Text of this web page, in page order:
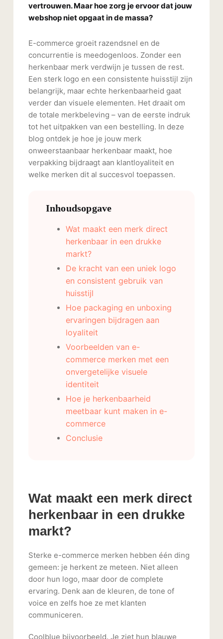
vertrouwen. Maar hoe zorg je ervoor dat jouw
webshop niet opgaat in de massa?
E-commerce groeit razendsnel en de
concurrentie is meedogenloos. Zonder een
herkenbaar merk verdwijn je tussen de rest.
Een sterk logo en een consistente huisstijl zijn
belangrijk, maar echte herkenbaarheid gaat
verder dan visuele elementen. Het draait om
de totale merkbeleving – van de eerste indruk
tot het uitpakken van een bestelling. In deze
blog ontdek je hoe je jouw merk
onweerstaanbaar herkenbaar maakt, hoe
verpakking bijdraagt aan klantloyaliteit en
welke merken dit al succesvol toepassen.
Inhoudsopgave
Wat maakt een merk direct
herkenbaar in een drukke
markt?
De kracht van een uniek logo
en consistent gebruik van
huisstijl
Hoe packaging en unboxing
ervaringen bijdragen aan
loyaliteit
Voorbeelden van e-
commerce merken met een
onvergetelijke visuele
identiteit
Hoe je herkenbaarheid
meetbaar kunt maken in e-
commerce
Conclusie
Wat maakt een merk direct
herkenbaar in een drukke
markt?
Sterke e-commerce merken hebben één ding
gemeen: je herkent ze meteen. Niet alleen
door hun logo, maar door de complete
ervaring. Denk aan de kleuren, de tone of
voice en zelfs hoe ze met klanten
communiceren.
Coolblue bijvoorbeeld. Je ziet hun blauwe